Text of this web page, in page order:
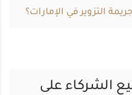
التزوير في الإمارات؟
الشركاء على